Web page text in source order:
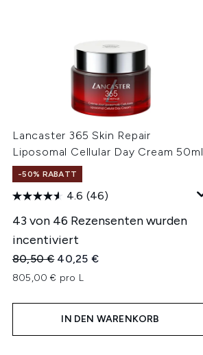
Lancaster 365 Skin Repair
Liposomal Cellular Day Cream 50ml
-50% RABATT
4.6 (46)
43 von 46 Rezensenten wurden
incentiviert
Unverbindliche Preisempfehlung:
80,50 € Aktueller Preis:
40,25 €
805,00 € pro L
IN DEN WARENKORB